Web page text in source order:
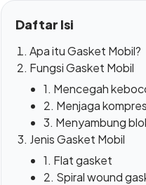
Daftar Isi
Apa itu Gasket Mobil?
Fungsi Gasket Mobil
1. Mencegah
2. Menjaga
3. Menyambung
Jenis Gasket Mobil
1. Flat gasket
2. Spiral wound